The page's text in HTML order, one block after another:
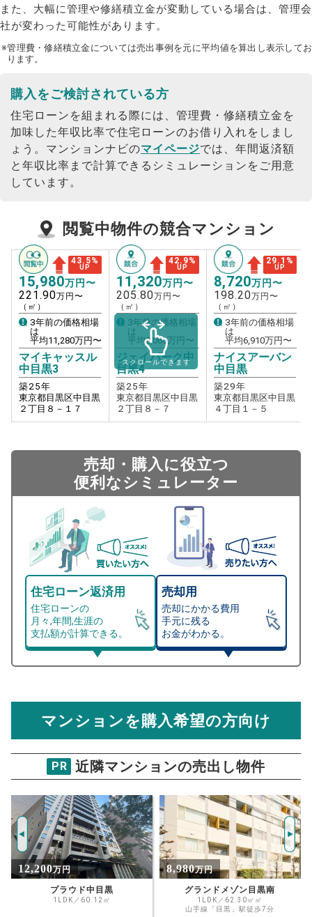
また、大幅に管理や修繕積立金が変動している場合は、管理会
社が変わった可能性があります。
※管理費・修繕積立金については売出事例を元に平均値を算出し表示してお
ります。
購入をご検討されている方
住宅ローンを組まれる際には、管理費・修繕積立金を
加味した年収比率で住宅ローンのお借り入れをしまし
ょう。 マンションナビのマイページでは、年間返済額
と年収比率まで計算できるシミュレーションをご用意
しています。
閲覧中物件の競合マンション
43.5%
UP
15,980万円〜
221.90万円〜
（㎡）
3年前の価格相場
は
平均11,280万円〜
マイキャッスル
中目黒3
築25年
東京都目黒区中目黒
２丁目８－１７
42.9%
UP
11,320万円〜
205.80万円〜
（㎡）
3年前の価格相場
は
平均8,060万円〜
ジェイパーク中
目黒4
築25年
東京都目黒区中目黒
２丁目８－７
29.1 %
UP
8,720万円〜
198.20万円〜
（㎡）
3年前の価格相場
は
平均6,910万円〜
ナイスアーバン
中目黒
築29年
東京都目黒区中目黒
４丁目１－５
スクロールできます
売却・購入に役立つ
便利なシミュレーター
住宅ローン返済用
住宅ローンの
月々,年間,生涯の
支払額が計算できる。
売却用
売却にかかる費用
手元に残る
お金がわかる。
総支払額シミュレーション
物件価格
万円
ご希望の
返済期間
年
住宅ローン
金利
%
マンション売却シミュレーター
マイキャッスル中目黒3
試算条件 72㎡・7階
推定売却価格：15374 万円
資金計画のために査定額や希望売却価
格を入力して活用するのもおすすめ◎
マンションを購入希望の方向け
PR 近隣マンションの売出し物件
8,980万円
グランドメゾン目黒南
1LDK／62.30㎡㎡
74,800万円
3LDK／154.95㎡
JR山手線「恵比寿」駅徒歩9分